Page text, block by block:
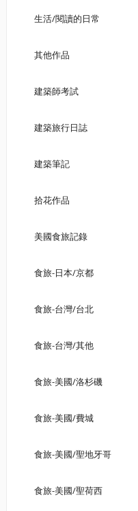
生活/閱讀的日常
其他作品
建築師考試
建築旅行日誌
建築筆記
拾花作品
美國食旅記錄
食旅-日本/京都
食旅-台灣/台北
食旅-台灣/其他
食旅-美國/洛杉磯
食旅-美國/費城
食旅-美國/聖地牙哥
食旅-美國/聖荷西